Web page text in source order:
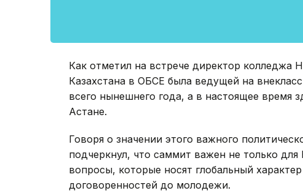
Как отметил на встрече директор колледжа
Казахстана в ОБСЕ была ведущей на
всего нынешнего года, а в настоящее время
Астане.
Говоря о значении этого важного
подчеркнул, что саммит важен не только
вопросы, которые носят глобальный
договоренностей до молодежи.